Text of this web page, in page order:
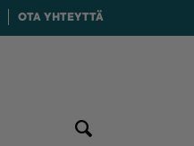
OTA YHTEYTTÄ